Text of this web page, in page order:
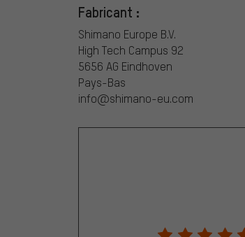
Fabricant :
Shimano Europe B.V.
High Tech Campus 92
5656 AG Eindhoven
Pays-Bas
info@shimano-eu.com